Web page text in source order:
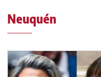
Neuquén